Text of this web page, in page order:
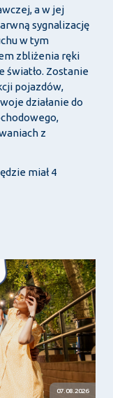
a w jej
sygnalizację
w tym
zbliżenia ręki
światło. Zostanie
pojazdów,
działanie do
z
miał 4
07.08.2026